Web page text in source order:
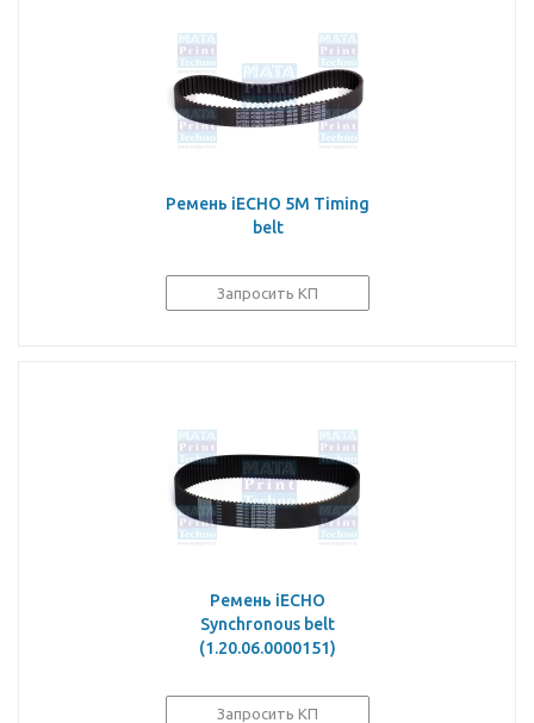
Ремень iECHO 5M Timing
belt
Запросить КП
Ремень iECHO
Synchronous belt
(1.20.06.0000151)
Запросить КП